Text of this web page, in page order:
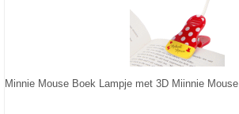
Minnie Mouse Boek Lampje met 3D Miinnie Mouse